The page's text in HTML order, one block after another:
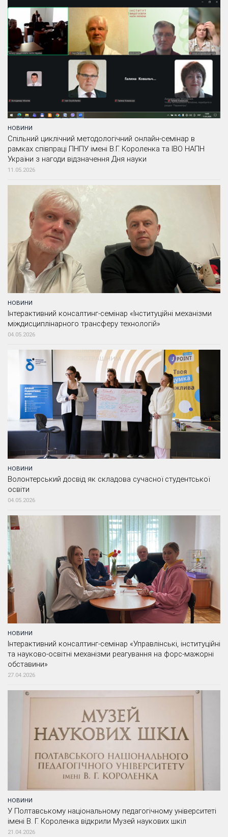
НОВИНИ
Спільний циклічний методологічний онлайн-семінар в
рамках співпраці ПНПУ імені В.Г. Короленка та ІВО НАПН
України з нагоди відзначення Дня науки
11.05.2026
НОВИНИ
Інтерактивний консалтинг-семінар «Інституційні механізми
міждисциплінарного трансферу технологій»
04.05.2026
НОВИНИ
Волонтерський досвід як складова сучасної студентської
освіти
04.05.2026
НОВИНИ
Інтерактивний консалтинг-семінар «Управлінські, інституційні
та науково-освітні механізми реагування на форс-мажорні
обставини»
27.04.2026
НОВИНИ
У Полтавському національному педагогічному університеті
імені В. Г. Короленка відкрили Музей наукових шкіл
21.04.2026